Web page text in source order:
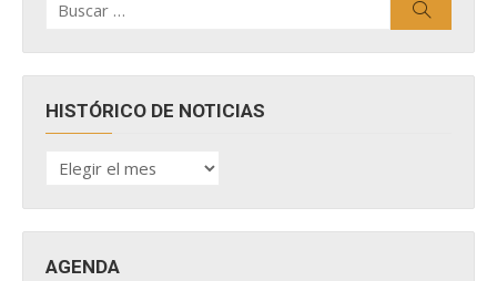
por:
HISTÓRICO DE NOTICIAS
HISTÓRICO
DE
AGENDA